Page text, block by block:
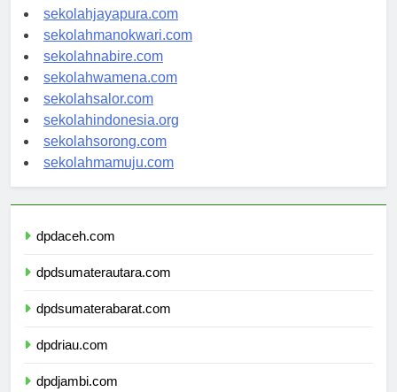
sekolahambon.com
sekolahjayapura.com
sekolahmanokwari.com
sekolahnabire.com
sekolahwamena.com
sekolahsalor.com
sekolahindonesia.org
sekolahsorong.com